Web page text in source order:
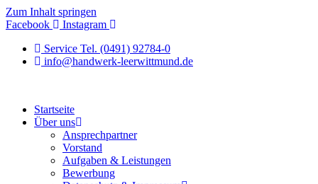
Zum Inhalt springen
Facebook
Instagram
Service Tel. (0491) 92784-0
info@handwerk-leerwittmund.de
Startseite
Über uns
Ansprechpartner
Vorstand
Aufgaben & Leistungen
Bewerbung